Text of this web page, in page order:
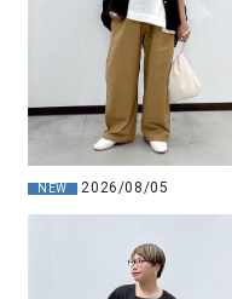
NEW 2026/08/05